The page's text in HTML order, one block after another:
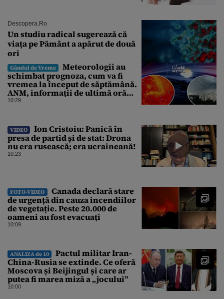
Descopera.ro
Un studiu radical sugerează că
viața pe Pământ a apărut de două
ori
Gândul de Vreme
Meteorologii au
schimbat prognoza, cum va fi
vremea la început de săptămână.
ANM, informații de ultimă oră
pentru Gândul
10:29
VIDEO
Ion Cristoiu: Panică în
presa de partid și de stat: Drona
nu era rusească; era ucraineană!
10:23
FOTO-VIDEO
Canada declară stare
de urgență din cauza incendiilor
de vegetație. Peste 20.000 de
oameni au fost evacuați
10:09
ANALIZA de 10
Pactul militar Iran-
China-Rusia se extinde. Ce oferă
Moscova și Beijingul și care ar
putea fi marea miză a „jocului”
10:00